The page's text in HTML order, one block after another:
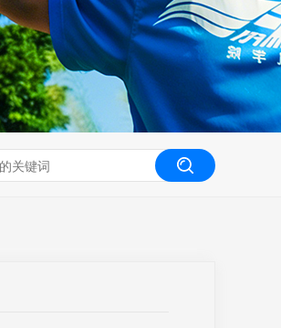
无人机工程创新实训